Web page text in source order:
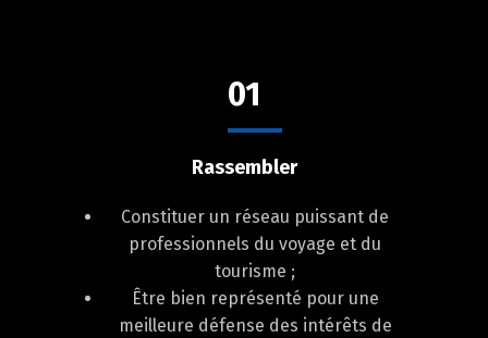
01
Rassembler
Constituer un réseau puissant de
professionnels du voyage et du
tourisme ;
Être bien représenté pour une
meilleure défense des intérêts de